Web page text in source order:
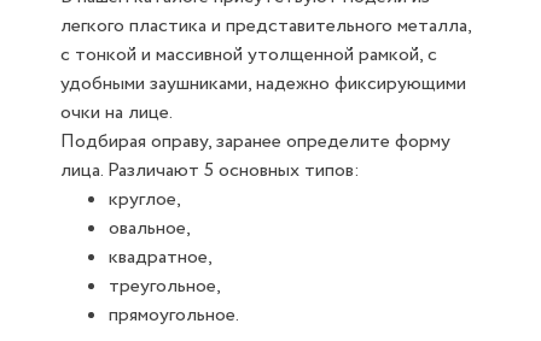
легкого пластика и представительного металла,
с тонкой и массивной утолщенной рамкой, с
удобными заушниками, надежно фиксирующими
очки на лице.
Подбирая оправу, заранее определите форму
лица. Различают 5 основных типов:
круглое,
овальное,
квадратное,
треугольное,
прямоугольное.